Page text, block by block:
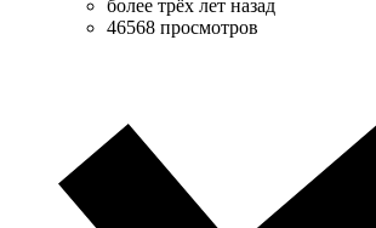
более трёх лет назад
46568 просмотров